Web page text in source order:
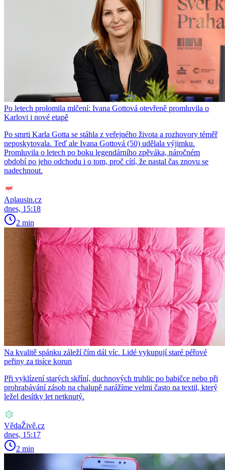
Po letech prolomila mlčení: Ivana Gottová otevřeně promluvila o
Karlovi i nové etapě
Po smrti Karla Gotta se stáhla z veřejného života a rozhovory téměř
neposkytovala. Teď ale Ivana Gottová (50) udělala výjimku.
Promluvila o letech po boku legendárního zpěváka, náročném
období po jeho odchodu i o tom, proč cítí, že nastal čas znovu se
nadechnout.
Aplausin.cz
dnes, 15:18
2 min
Na kvalitě spánku záleží čím dál víc. Lidé vykupují staré péřové
peřiny za tisíce korun
Při vyklízení starých skříní, duchnových truhlic po babičce nebo při
prohrabávání zásob na chalupě narážíme velmi často na textil, který
ležel desítky let netknutý.
VědaŽivě.cz
dnes, 15:17
2 min